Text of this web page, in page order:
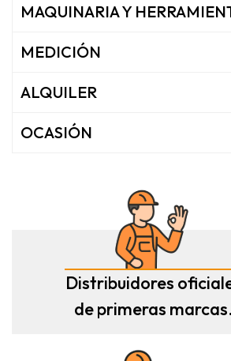
MAQUINARIA Y
MEDICIÓN
ALQUILER
OCASIÓN
Distribuidores
de primeras marcas.